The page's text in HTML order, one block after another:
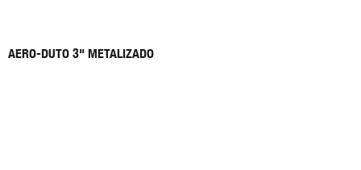
AERO-DUTO 3" METALIZADO